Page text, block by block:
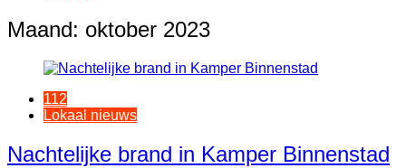
Maand: oktober 2023
112
Lokaal nieuws
Nachtelijke brand in Kamper Binnenstad